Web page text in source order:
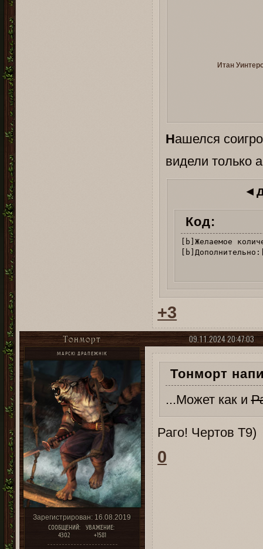
Итан
Нашелся
видели только
◂
Код:
[b]Желаемое
+3
09.11.2024 20:47:03
Тонморт
МАРСКІ ДРАПЕЖНІК
Зарегистрирован: 16.08.2019
СООБЩЕНИЙ:
4302
УВАЖЕНИЕ:
+1581
Тонморт
...Может как и
Раго! Чертов Т9)
0